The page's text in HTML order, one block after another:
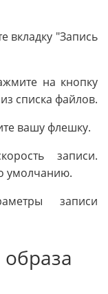
вкладку "Запись
на кнопку
списка файлов.
вашу флешку.
записи.
умолчанию.
записи